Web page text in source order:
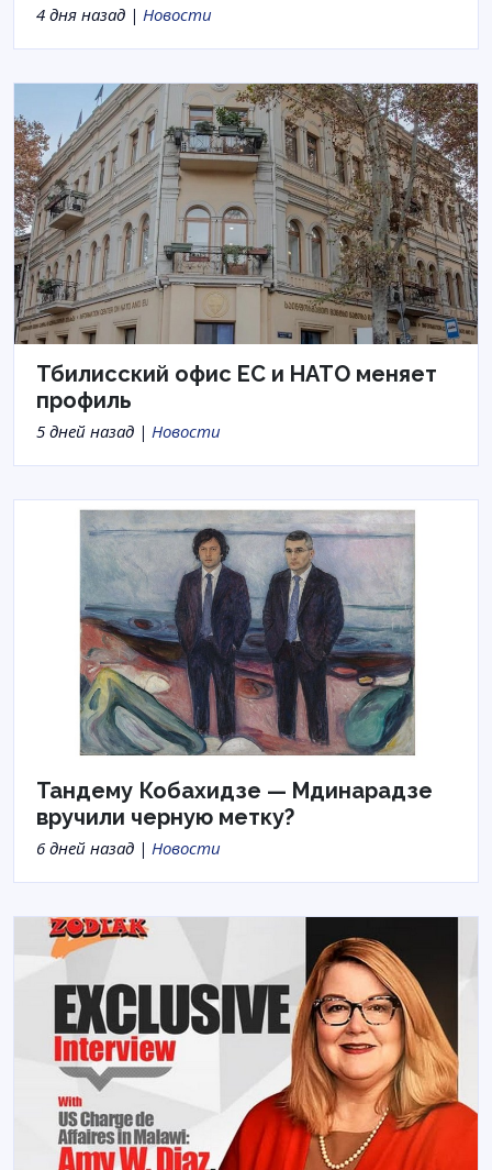
4 дня назад | Новости
Тбилисский офис ЕС и НАТО меняет
профиль
5 дней назад | Новости
Тандему Кобахидзе — Мдинарадзе
вручили черную метку?
6 дней назад | Новости